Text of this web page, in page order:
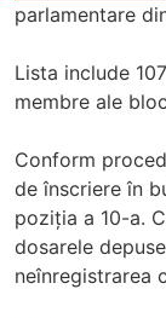
parlamentare
Lista include
membre ale
Conform
de înscriere în
poziția a 10-a.
dosarele
neînregistrarea